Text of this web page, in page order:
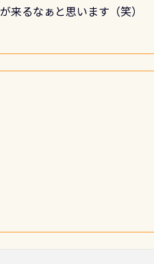
来るなぁと思います（笑）